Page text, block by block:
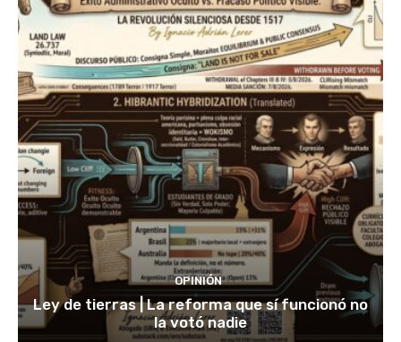
OPINIÓN
Ley de tierras | La reforma que sí funcionó no
la votó nadie